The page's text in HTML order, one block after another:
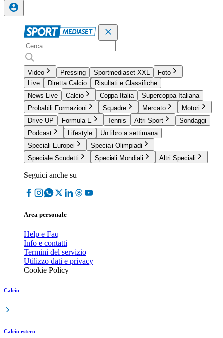
Video Pressing Sportmediaset XXL
Foto
Live
Diretta Calcio
Risultati e Classifiche
News Live
Calcio Coppa Italia
Supercoppa Italiana
Probabili Formazioni
Squadre Mercato
Motori
Drive UP
Formula E Tennis Altri Sport
Sondaggi
Podcast
Lifestyle
Un libro a settimana
Speciali Europei
Speciali Olimpiadi
Speciale Scudetti
Speciali Mondiali Altri Speciali
Seguici anche su
Area personale
Help e Faq
Info e contatti
Termini del servizio
Utilizzo dati e privacy
Cookie Policy
Calcio
Calcio estero